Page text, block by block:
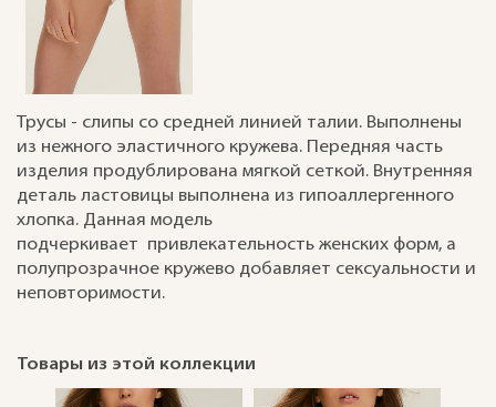
Трусы - слипы со средней линией талии. Выполнены
из нежного эластичного кружева. Передняя часть
изделия продублирована мягкой сеткой. Внутренняя
деталь ластовицы выполнена из гипоаллергенного
хлопка. Данная модель
подчеркивает привлекательность женских форм, а
полупрозрачное кружево добавляет сексуальности и
неповторимости.
Товары из этой коллекции